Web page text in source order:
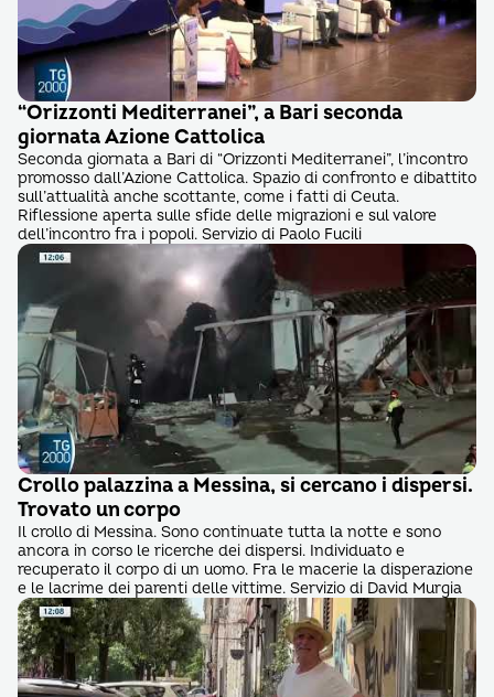
“Orizzonti Mediterranei”, a Bari seconda
giornata Azione Cattolica
Seconda giornata a Bari di “Orizzonti Mediterranei”, l’incontro
promosso dall’Azione Cattolica. Spazio di confronto e dibattito
sull’attualità anche scottante, come i fatti di Ceuta.
Riflessione aperta sulle sfide delle migrazioni e sul valore
dell’incontro fra i popoli. Servizio di Paolo Fucili
Crollo palazzina a Messina, si cercano i dispersi.
Trovato un corpo
Il crollo di Messina. Sono continuate tutta la notte e sono
ancora in corso le ricerche dei dispersi. Individuato e
recuperato il corpo di un uomo. Fra le macerie la disperazione
e le lacrime dei parenti delle vittime. Servizio di David Murgia